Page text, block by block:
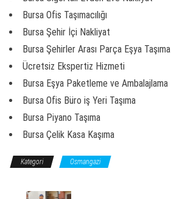
Bursa Ofis Taşımacılığı
Bursa Şehir İçi Nakliyat
Bursa Şehirler Arası Parça Eşya Taşıma
Ücretsiz Ekspertiz Hizmeti
Bursa Eşya Paketleme ve Ambalajlama
Bursa Ofis Büro iş Yeri Taşıma
Bursa Piyano Taşıma
Bursa Çelik Kasa Kaşıma
Kategori Osmangazi